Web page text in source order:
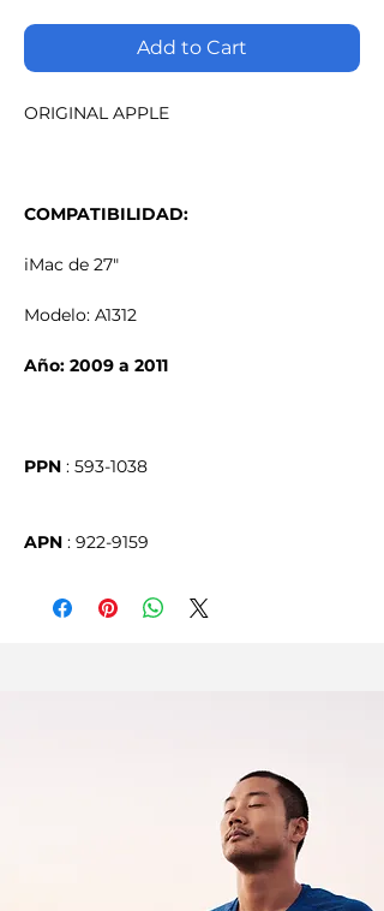
Add to Cart
ORIGINAL APPLE
COMPATIBILIDAD:
iMac de 27"
Modelo: A1312
Año: 2009 a 2011
PPN
APN : 922-9159